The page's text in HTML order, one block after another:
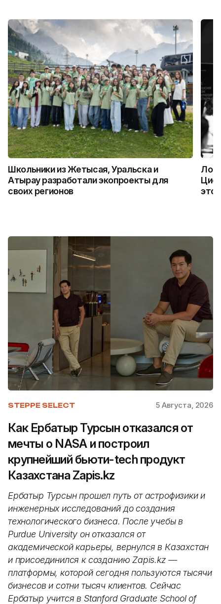
Школьники из Жетысая, Уральска и
Атырау разработали экопроекты для
своих регионов
это
STEPPE SELECT 5 Августа, 2026
Как Ербатыр Турсын отказался от
мечты о NASA и построил
крупнейший бьюти-tech продукт
Казахстана Zapis.kz
Ербатыр Турсын прошел путь от астрофизики и
инженерных исследований до создания
технологического бизнеса. После учебы в
Purdue University он отказался от
академической карьеры, вернулся в Казахстан
и присоединился к созданию Zapis.kz —
платформы, которой сегодня пользуются тысячи
бизнесов и сотни тысяч клиентов. Сейчас
Ербатыр учится в Stanford Graduate School of